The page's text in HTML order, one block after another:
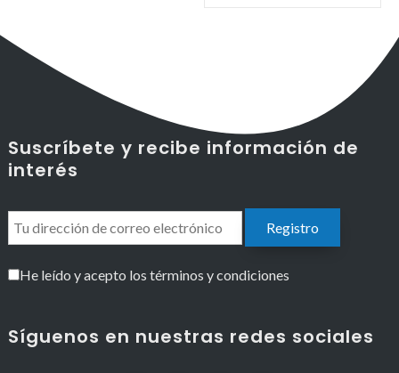
Suscríbete y recibe información de
interés
He leído y acepto los términos y condiciones
Síguenos en nuestras redes sociales